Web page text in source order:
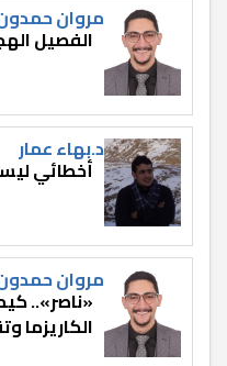
مروان
الفصيل
د.بهاء عمار
أخطائي
مروان
«ناصر»..
الكاريزما